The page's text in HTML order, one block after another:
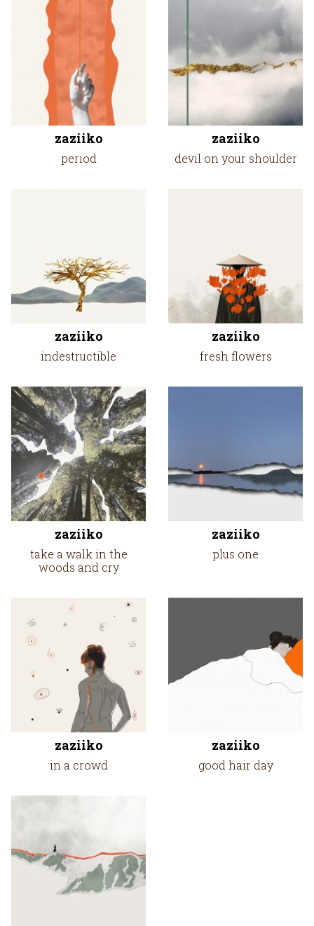
zaziiko
period
zaziiko
devil on your shoulder
zaziiko
indestructible
zaziiko
fresh flowers
zaziiko
take a walk in the
woods and cry
zaziiko
plus one
zaziiko
in a crowd
zaziiko
good hair day